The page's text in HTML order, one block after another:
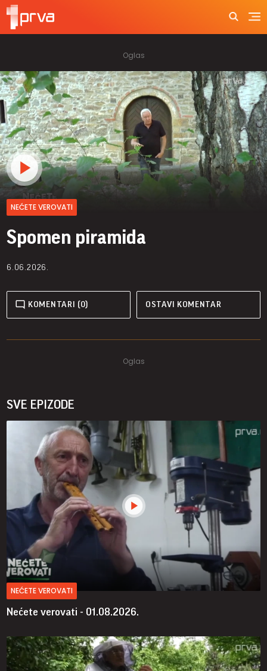
NEĆETE VEROVATI
Spomen piramida
6.06.2026.
KOMENTARI (0) OSTAVI KOMENTAR
SVE EPIZODE
NEĆETE VEROVATI
Nećete verovati - 01.08.2026.